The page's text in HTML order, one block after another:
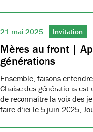
21 mai 2025 Invitation
Mères au front |
générations
Ensemble, faisons
Chaise des générations
de reconnaître la voix des
faire d’ici le 5 juin 2025,